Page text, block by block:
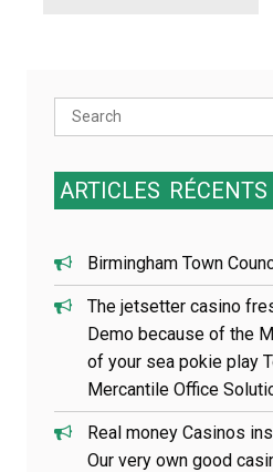
Search
for:
ARTICLES RÉCENTS
Birmingham Town
The jetsetter casino
Demo because of the
of your sea pokie play
Mercantile Office
Real money Casinos
Our very own good